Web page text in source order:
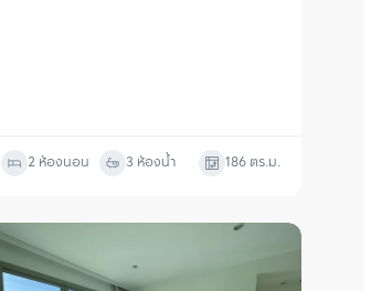
2 ห้องนอน 3 ห้องน้ำ 186 ตร.ม.